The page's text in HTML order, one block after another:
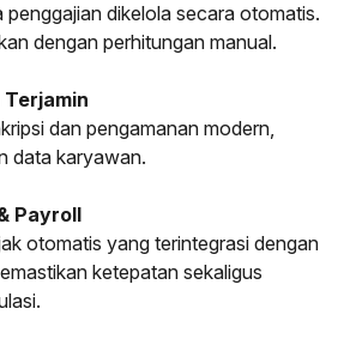
penggajian dikelola secara otomatis.
dengan perhitungan manual.
Terjamin
dan pengamanan modern,
data karyawan.
Payroll
otomatis yang terintegrasi dengan
ketepatan sekaligus